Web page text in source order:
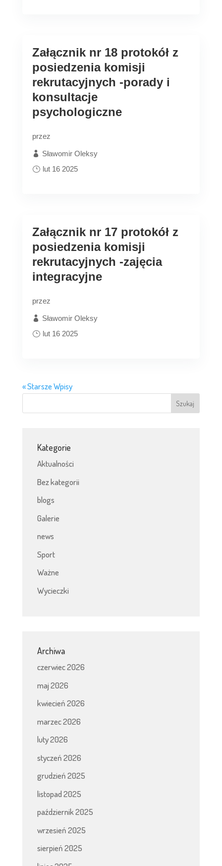
Załącznik nr 18 protokół z
posiedzenia komisji
rekrutacyjnych -porady i
konsultacje
psychologiczne
przez
Sławomir Oleksy
lut 16 2025
Załącznik nr 17 protokół z
posiedzenia komisji
rekrutacyjnych -zajęcia
integracyjne
przez
Sławomir Oleksy
lut 16 2025
« Starsze Wpisy
Kategorie
Aktualności
Bez kategorii
blogs
Galerie
news
Sport
Ważne
Wycieczki
Archiwa
czerwiec 2026
maj 2026
kwiecień 2026
marzec 2026
luty 2026
styczeń 2026
grudzień 2025
listopad 2025
październik 2025
wrzesień 2025
sierpień 2025